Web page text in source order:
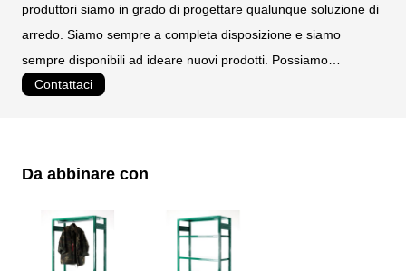
produttori siamo in grado di progettare qualunque soluzione di
arredo. Siamo sempre a completa disposizione e siamo
sempre disponibili ad ideare nuovi prodotti. Possiamo
Contattaci
Da abbinare con
È possibile navigare tra gli elementi del carosello utilizzando il
Premere per saltare il carosello